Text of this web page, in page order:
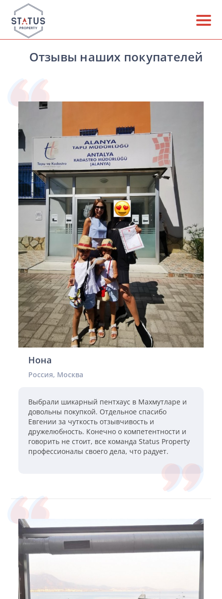
Отзывы наших покупателей
Нона
Россия, Москва
Выбрали шикарный пентхаус в Махмутларе и
довольны покупкой. Отдельное спасибо
Евгении за чуткость отзывчивость и
дружелюбность. Конечно о компетентности и
говорить не стоит, все команда Status Property
профессионалы своего дела, что радует.